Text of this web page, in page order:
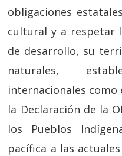
obligaciones
cultural y a respetar
de desarrollo, su
naturales,
internacionales como
la Declaración de la
los Pueblos
pacífica a las